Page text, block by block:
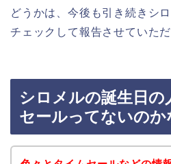
どうかは、今後も引き続きシ
チェックして報告させていた
シロメルの誕生日の
セールってないのか